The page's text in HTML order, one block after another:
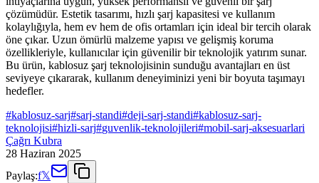
çözümüdür. Estetik tasarımı, hızlı şarj kapasitesi ve kullanım
kolaylığıyla, hem ev hem de ofis ortamları için ideal bir tercih olarak
öne çıkar. Uzun ömürlü malzeme yapısı ve gelişmiş koruma
özellikleriyle, kullanıcılar için güvenilir bir teknolojik yatırım sunar.
Bu ürün, kablosuz şarj teknolojisinin sunduğu avantajları en üst
seviyeye çıkararak, kullanım deneyiminizi yeni bir boyuta taşımayı
hedefler.
#kablosuz-sarj#sarj-standi#deji-sarj-standi#kablosuz-sarj-
teknolojisi#hizli-sarj#guvenlik-teknolojileri#mobil-sarj-aksesuarlari
Çağrı Kubra
28 Haziran 2025
Paylaş:f𝕏